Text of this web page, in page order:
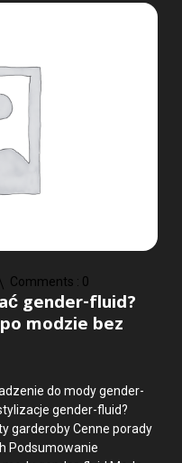
Comments : 0
gender-fluid?
modzie bez
do mody gender-
gender-fluid?
garderoby Cenne porady
Podsumowanie